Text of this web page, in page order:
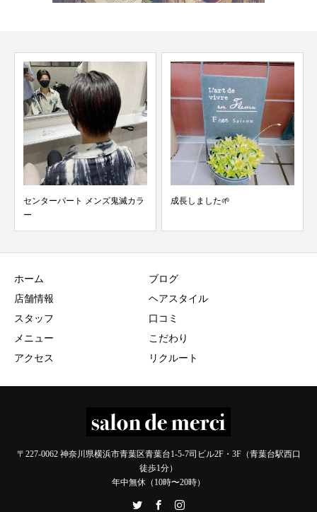
成長しました🌱
メンズウルフ レッドカラー 青葉
ホーム
店舗情報
スタッフ
メニュー
アクセス
ブログ
ヘアスタイル
口コミ
こだわり
リクルート
〒227-0062 神奈川県横浜市青葉区青葉台1-5-7司ビル2F・3F（青葉台駅西口
徒歩1分）
年中無休（10時〜20時）